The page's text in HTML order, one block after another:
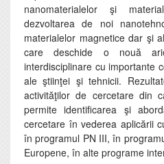
nanomaterialelor şi
dezvoltarea de noi
materialelor magnetice dar şi
care deschide o nouă
interdisciplinare cu importante
ale ştiinţei şi tehnicii.
activităţilor de cercetare din
permite identificarea şi
cercetare în vederea aplicării
în programul PN III, în
Europene, în alte programe